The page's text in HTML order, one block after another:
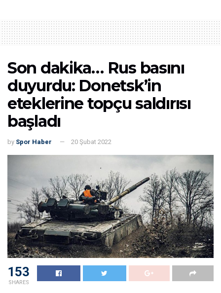
Son dakika… Rus basını
duyurdu: Donetsk’in
eteklerine topçu saldırısı
başladı
by Spor Haber 20 Şubat 2022
153
SHARES